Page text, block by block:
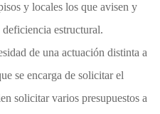
y locales los que avisen y
estructural.
de una actuación distinta a
se encarga de solicitar el
solicitar varios presupuestos a